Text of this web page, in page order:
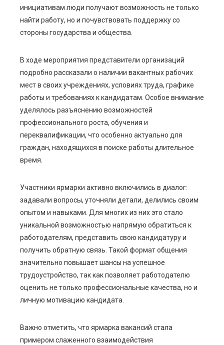
инициативам люди получают возможность не только
найти работу, но и почувствовать поддержку со
стороны государства и общества.
В ходе мероприятия представители организаций
подробно рассказали о наличии вакантных рабочих
мест в своих учреждениях, условиях труда, графике
работы и требованиях к кандидатам. Особое внимание
уделялось разъяснению возможностей
профессионального роста, обучения и
переквалификации, что особенно актуально для
граждан, находящихся в поиске работы длительное
время.
Участники ярмарки активно включились в диалог:
задавали вопросы, уточняли детали, делились своим
опытом и навыками. Для многих из них это стало
уникальной возможностью напрямую обратиться к
работодателям, представить свою кандидатуру и
получить обратную связь. Такой формат общения
значительно повышает шансы на успешное
трудоустройство, так как позволяет работодателю
оценить не только профессиональные качества, но и
личную мотивацию кандидата.
Важно отметить, что ярмарка вакансий стала
примером слаженного взаимодействия